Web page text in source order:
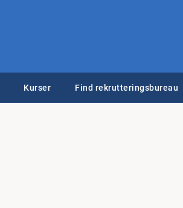
Kurser Find rekrutteringsbureau